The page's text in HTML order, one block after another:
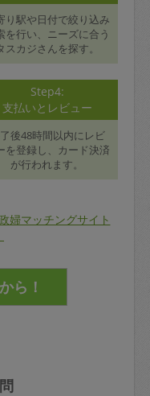
り駅や日付で絞り込み
を行い、ニーズに合う
スカジさんを探す。
Step4:
支払いとレビュー
後48時間以内にレビ
を登録し、カード決済
が行われます。
婦マッチングサイト